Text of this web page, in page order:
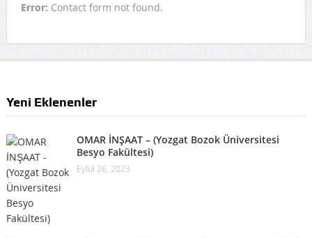
Error: Contact form not found.
Yeni Eklenenler
OMAR İNŞAAT – (Yozgat Bozok Üniversitesi
Besyo Fakültesi)
Eylül 26, 2023